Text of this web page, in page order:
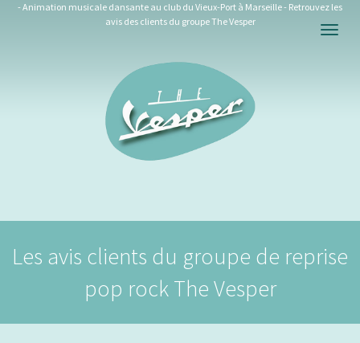
- Animation musicale dansante au club du Vieux-Port à Marseille - Retrouvez les
avis des clients du groupe The Vesper
Les avis clients du groupe de reprise
pop rock The Vesper